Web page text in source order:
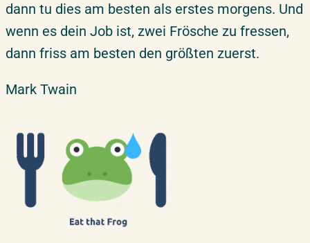
dann tu dies am besten als erstes morgens. Und
wenn es dein Job ist, zwei Frösche zu fressen,
dann friss am besten den größten zuerst.
Mark Twain